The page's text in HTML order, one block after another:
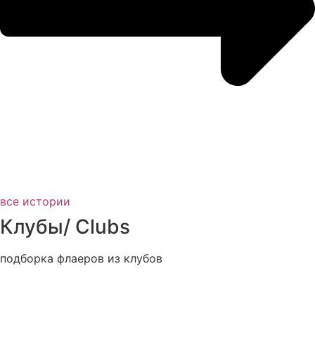
все истории
Клубы/ Clubs
подборка флаеров из клубов